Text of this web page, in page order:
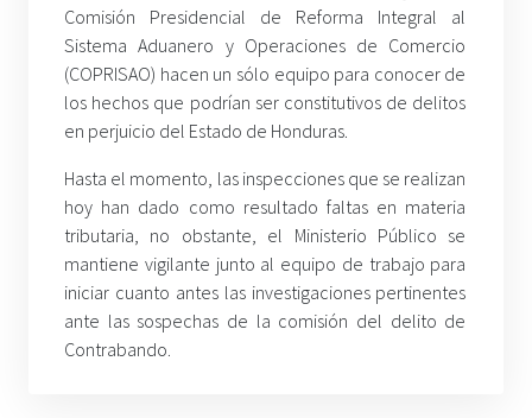
Comisión Presidencial de Reforma Integral al
Sistema Aduanero y Operaciones de Comercio
(COPRISAO) hacen un sólo equipo para conocer de
los hechos que podrían ser constitutivos de delitos
en perjuicio del Estado de Honduras.
Hasta el momento, las inspecciones que se realizan
hoy han dado como resultado faltas en materia
tributaria, no obstante, el Ministerio Público se
mantiene vigilante junto al equipo de trabajo para
iniciar cuanto antes las investigaciones pertinentes
ante las sospechas de la comisión del delito de
Contrabando.